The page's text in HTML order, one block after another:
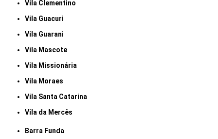
Vila Clementino
Vila Guacuri
Vila Guarani
Vila Mascote
Vila Missionária
Vila Moraes
Vila Santa Catarina
Vila da Mercês
Barra Funda